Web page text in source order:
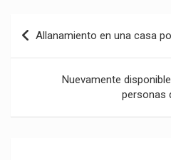
Navegación
de
entradas
Allanamiento en una casa
Nuevamente
personas